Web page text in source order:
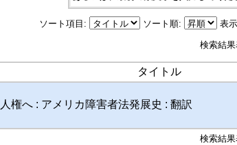
ソート項目: ソート順: 表
検索結
タイトル
権へ : アメリカ障害者法発展史 : 翻訳
検索結